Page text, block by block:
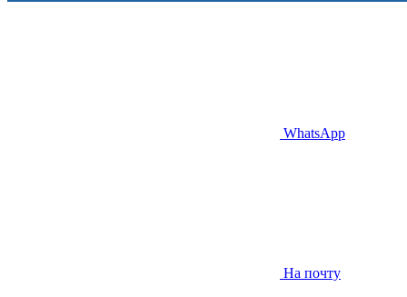
WhatsApp
На почту